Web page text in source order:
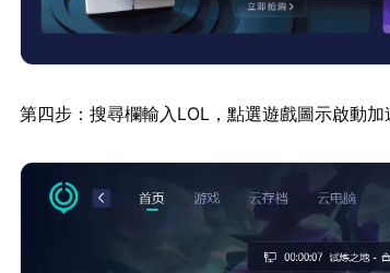
第四步：搜尋欄輸入LOL，點選遊戲圖示啟動加